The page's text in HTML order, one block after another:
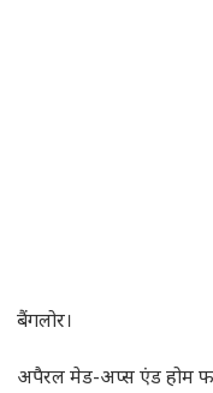
बैंगलोर।
अपैरल मेड-अप्स एंड होम